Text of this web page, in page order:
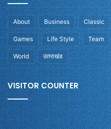
About Business Classic
Games Life Style Team
World उतराखंड
VISITOR COUNTER